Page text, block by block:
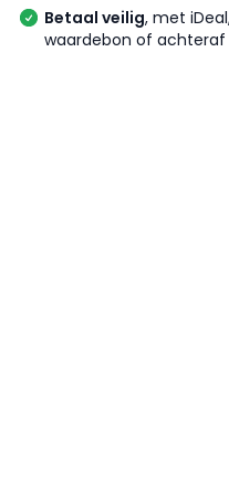
Betaal veilig, met
waardebon of achteraf